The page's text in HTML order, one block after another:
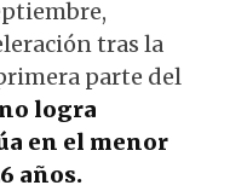
tras la
parte del
logra
en el menor
años.